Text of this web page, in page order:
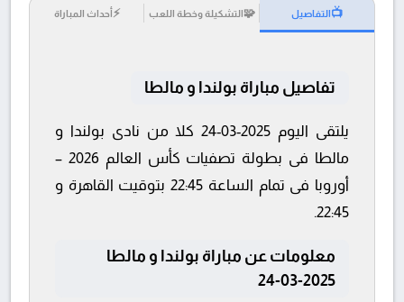
📺التفاصيل 🧩التشكيلة وخطة اللعب ⚡أحداث المباراة
تفاصيل مباراة بولندا و مالطا
يلتقى اليوم 2025-03-24 كلا من نادى بولندا و
مالطا فى بطولة تصفيات كأس العالم 2026 –
أوروبا فى تمام الساعة 22:45 بتوقيت القاهرة و
22:45.
معلومات عن مباراة بولندا و مالطا
2025-03-24